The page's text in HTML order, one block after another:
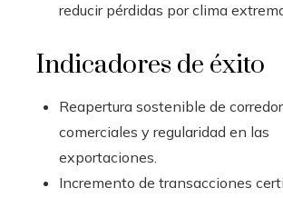
reducir pérdidas por clima
Indicadores de éxito
Reapertura sostenible de
comerciales y regularidad en las
exportaciones.
Incremento de transacciones